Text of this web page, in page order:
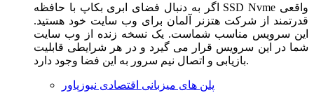
اگر به دنبال فضای ابری بکاپ با حافظه SSD Nvme واقعی
قدرتمند از شرکت هتزنر آلمان برای وب سایت خود هستید.
این سرویس مناسب شماست. یک نسخه زنده از وب سایت
شما در این سرویس قرار می گیرد و در هر شرایطی قابلیت
بازیابی و اتصال نیم سرور به این فضا وجود دارد.
پلن های میزبانی اقتصادی نیوزپاور